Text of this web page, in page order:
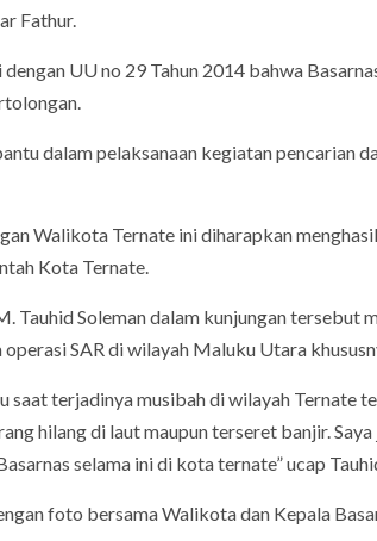
Fathur.
UU no 29 Tahun 2014 bahwa
dalam pelaksanaan kegiatan pencarian
Walikota Ternate ini diharapkan
Kota Ternate.
Tauhid Soleman dalam kunjungan tersebut
SAR di wilayah Maluku Utara
saat terjadinya musibah di wilayah Ternate
hilang di laut maupun terseret banjir.
selama ini di kota ternate” ucap
foto bersama Walikota dan Kepala